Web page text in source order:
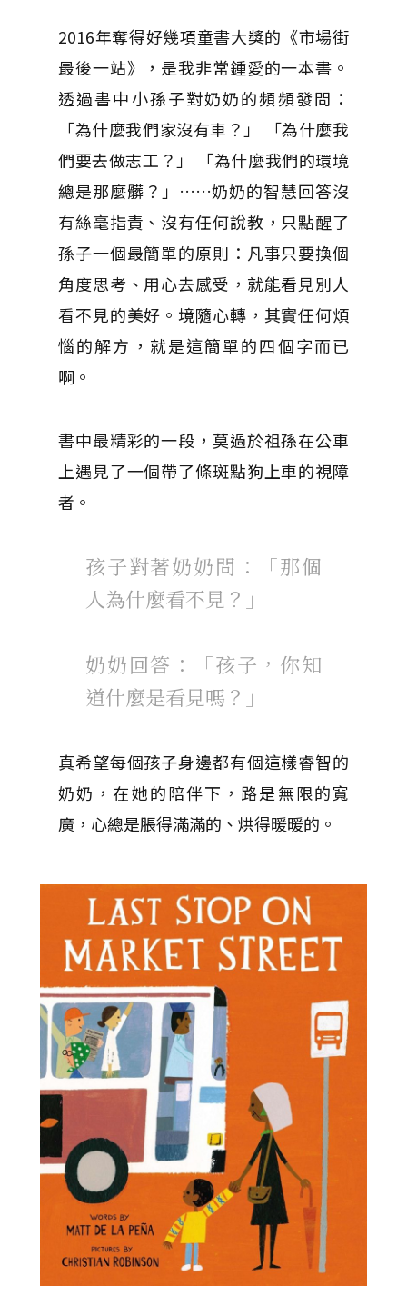
2016年奪得好幾項童書大獎的《市場街
最後一站》，是我非常鍾愛的一本書。
透過書中小孫子對奶奶的頻頻發問：
「為什麼我們家沒有車？」 「為什麼我
們要去做志工？」 「為什麼我們的環境
總是那麼髒？」……奶奶的智慧回答沒
有絲毫指責、沒有任何說教，只點醒了
孫子一個最簡單的原則：凡事只要換個
角度思考、用心去感受，就能看見別人
看不見的美好。境隨心轉，其實任何煩
惱的解方，就是這簡單的四個字而已
啊。
書中最精彩的一段，莫過於祖孫在公車
上遇見了一個帶了條斑點狗上車的視障
者。
孩子對著奶奶問：「那個
人為什麼看不見？」
奶奶回答：「孩子，你知
道什麼是看見嗎？」
真希望每個孩子身邊都有個這樣睿智的
奶奶，在她的陪伴下，路是無限的寬
廣，心總是脹得滿滿的、烘得暖暖的。